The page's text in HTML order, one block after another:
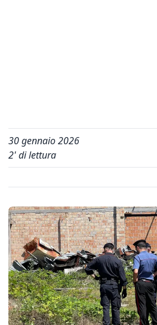
30 gennaio 2026
2' di lettura